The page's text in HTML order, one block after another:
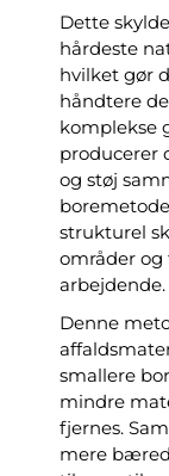
Dette
hårdeste
hvilket gør
håndtere
komplekse
producerer
og støj
strukturel
områder og
arbejdende.
Denne
smallere
mindre
fjernes.
mere